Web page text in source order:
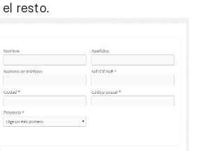
resto.